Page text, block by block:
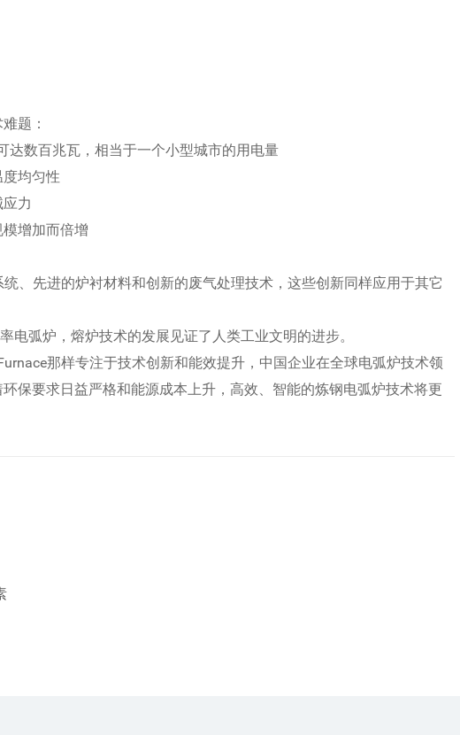
题：
达数百兆瓦，相当于一个小型城市的用电量
均匀性
力
增加而倍增
、先进的炉衬材料和创新的废气处理技术，这些创新同样应用于其它
电弧炉，熔炉技术的发展见证了人类工业文明的进步。
那样专注于技术创新和能效提升，中国企业在全球电弧炉技术领
保要求日益严格和能源成本上升，高效、智能的炼钢电弧炉技术将更